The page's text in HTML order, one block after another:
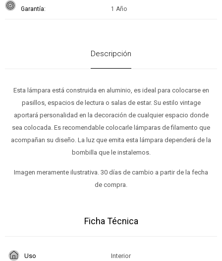
Garantía 1 Año
Descripción
Esta lámpara está construida en aluminio, es ideal para colocarse en
pasillos, espacios de lectura o salas de estar. Su estilo vintage
aportará personalidad en la decoración de cualquier espacio donde
sea colocada. Es recomendable colocarle lámparas de filamento que
acompañan su diseño. La luz que emita esta lámpara dependerá de la
bombilla que le instalemos.
Imagen meramente ilustrativa. 30 días de cambio a partir de la fecha
de compra.
Ficha Técnica
Uso Interior